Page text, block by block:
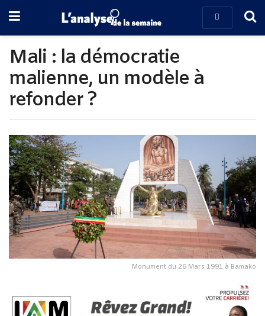
Mali : la démocratie
malienne, un modèle à
refonder ?
Monument du 26 Mars 1991 à Bamako